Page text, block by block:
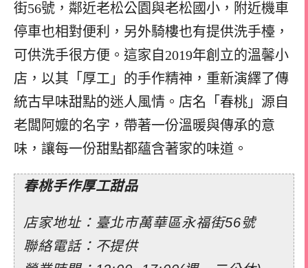
街56號，鄰近老松公園與老松國小，附近機車
停車也相對便利，另外騎樓也有提供洗手檯，
可供洗手很方便。這家自2019年創立的溫馨小
店，以其「厚工」的手作精神，重新演繹了傳
統古早味甜點的迷人風情。店名「春桃」源自
老闆阿嬤的名字，帶著一份溫暖與傳承的意
味，讓每一份甜點都蘊含著家的味道。
春桃手作厚工甜品
店家地址：臺北市萬華區永福街56號
聯絡電話：不提供